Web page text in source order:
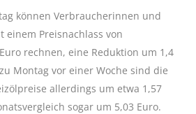
können Verbraucherinnen und
einem Preisnachlass von
rechnen, eine Reduktion um 1,4
Montag vor einer Woche sind die
allerdings um etwa 1,57
sogar um 5,03 Euro.